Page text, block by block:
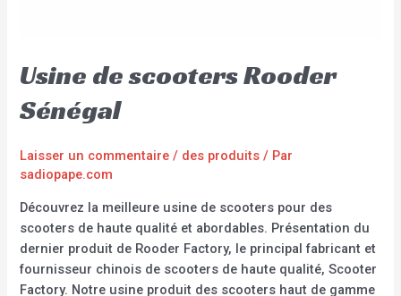
Usine de scooters Rooder
Sénégal
Laisser un commentaire / des produits / Par
sadiopape.com
Découvrez la meilleure usine de scooters pour des
scooters de haute qualité et abordables. Présentation du
dernier produit de Rooder Factory, le principal fabricant et
fournisseur chinois de scooters de haute qualité, Scooter
Factory. Notre usine produit des scooters haut de gamme